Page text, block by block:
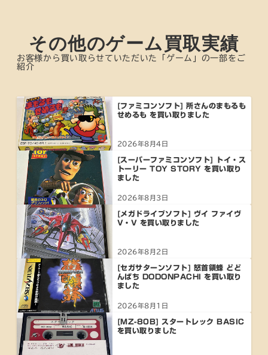
その他のゲーム買取実績
お客様から買い取らせていただいた「ゲーム」の一部をご
紹介
[ファミコンソフト] 所さんのまもるも
せめるも を買い取りました
2026年8月4日
[スーパーファミコンソフト] トイ・ス
トーリー TOY STORY を買い取り
ました
2026年8月3日
[メガドライブソフト] ヴイ ファイヴ
V・V を買い取りました
2026年8月2日
[セガサターンソフト] 怒首領蜂 どど
んぱち DODONPACHI を買い取り
ました
2026年8月1日
[MZ-80B] スタートレック BASIC
を買い取りました